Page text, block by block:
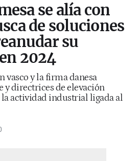
se alía con
de soluciones
su
2024
vasco y la firma danesa
y directrices de elevación
actividad industrial ligada al